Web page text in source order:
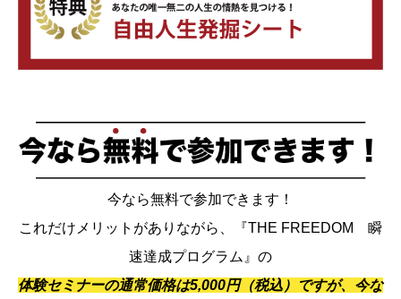
今なら無料で参加できます！
これだけメリットがありながら、『THE FREEDOM 瞬
速達成プログラム』の
体験セミナーの通常価格は5,000円（税込）ですが、今な